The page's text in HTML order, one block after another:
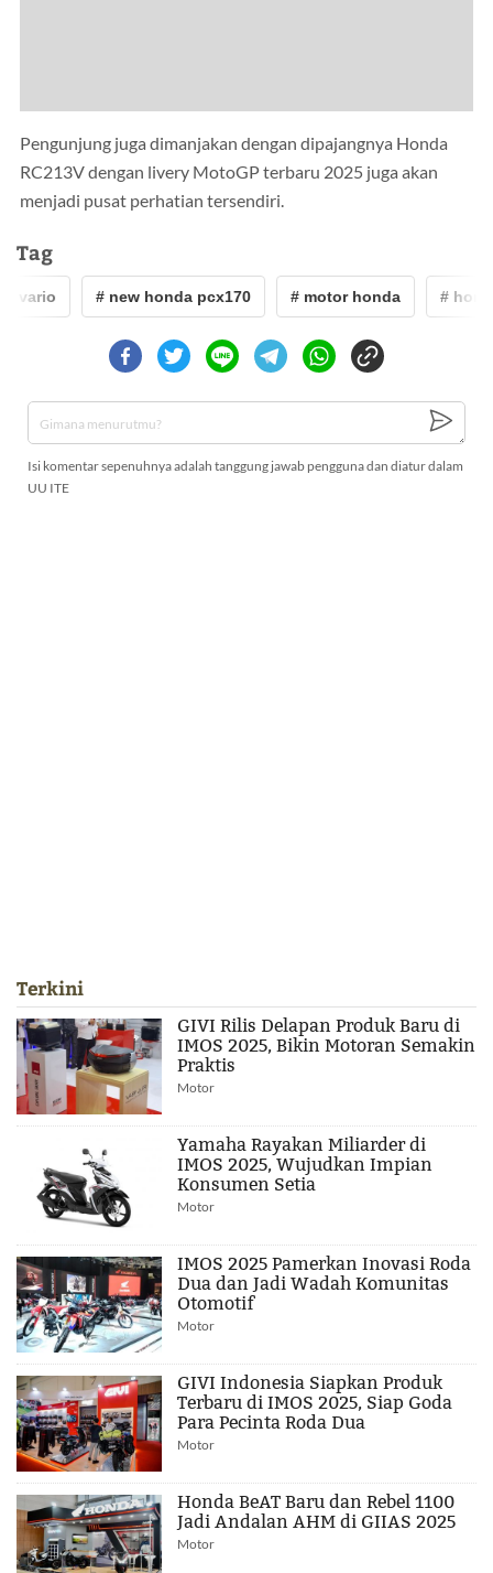
Pengunjung juga dimanjakan dengan dipajangnya Honda
RC213V dengan livery MotoGP terbaru 2025 juga akan
menjadi pusat perhatian tersendiri.
Tag
vario # new honda pcx170 # motor honda #
Isi komentar sepenuhnya adalah tanggung jawab pengguna dan diatur dalam
UU ITE
Terkini
GIVI Rilis Delapan Produk Baru di
IMOS 2025, Bikin Motoran Semakin
Praktis
Motor
Yamaha Rayakan Miliarder di
IMOS 2025, Wujudkan Impian
Konsumen Setia
Motor
IMOS 2025 Pamerkan Inovasi Roda
Dua dan Jadi Wadah Komunitas
Otomotif
Motor
GIVI Indonesia Siapkan Produk
Terbaru di IMOS 2025, Siap Goda
Para Pecinta Roda Dua
Motor
Honda BeAT Baru dan Rebel 1100
Jadi Andalan AHM di GIIAS 2025
Motor